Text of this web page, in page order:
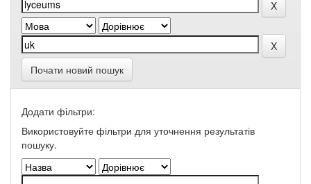
Почати новий пошук
Додати фільтри:
Використовуйте фільтри для уточнення результатів
пошуку.